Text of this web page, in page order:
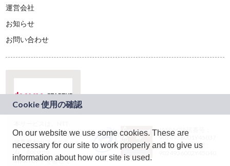
運営会社
お知らせ
お問い合わせ
ドコモグループの新
規事業創出プログラ
ム「docomo
STARTUP」を通じて
JASRAC許諾番号：
9024936001Y45037
JASRAC許諾番号：
On our website we use some cookies. These are
necessary for our site to work properly and to give us
information about how our site is used.